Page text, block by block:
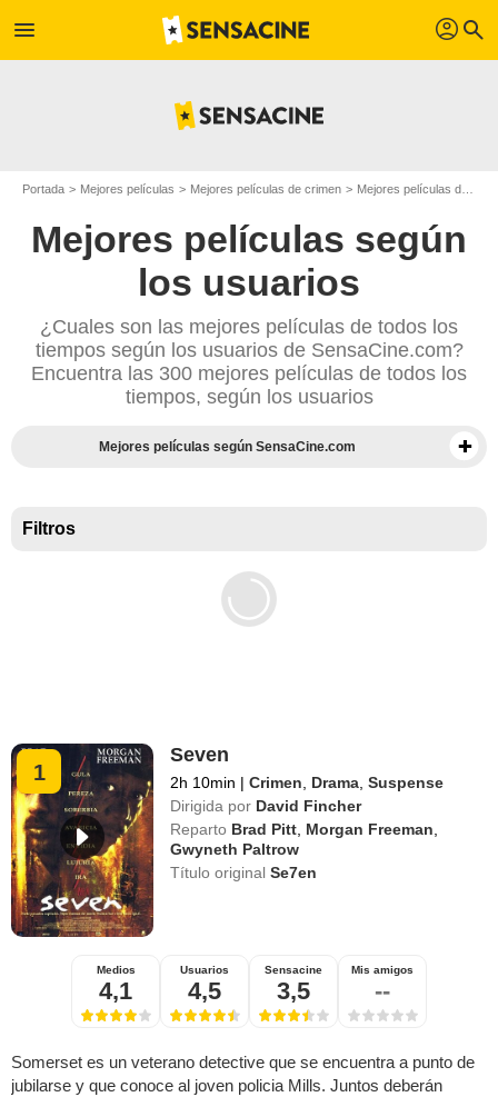
menu profil search
Portada Mejores películas Mejores películas de crimen Mejores películas de 1995
Mejores películas según
los usuarios
¿Cuales son las mejores películas de todos los
tiempos según los usuarios de SensaCine.com?
Encuentra las 300 mejores películas de todos los
tiempos, según los usuarios
Mejores películas según SensaCine.com
Filtros
1
Seven
2h 10min | Crimen Drama ,Suspense
Dirigida por David Fincher
Reparto Brad Pitt Morgan Freeman
Gwyneth Paltrow
Título originalSe7en
Medios
4,1
Usuarios
4,5
Sensacine
3,5
Mis amigos
--
Somerset es un veterano detective que se encuentra a punto de
jubilarse y que conoce al joven policia Mills. Juntos deberán